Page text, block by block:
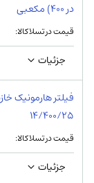
در 400) مکعبی
قیمت در تسلاکالا:
جزئیات
14/400/25
قیمت در تسلاکالا:
جزئیات